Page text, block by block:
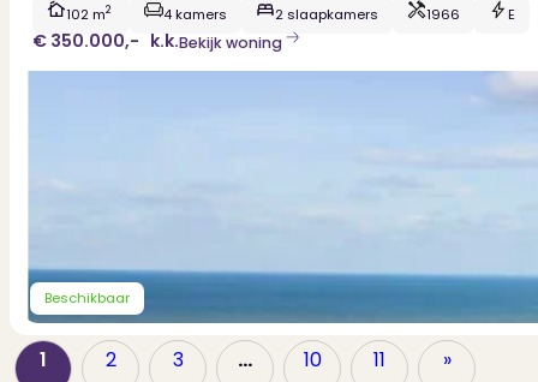
102 m2 4 kamers 2 slaapkamers 1966 E
€ 350.000,- k.k.Bekijk woning
Beschikbaar
1 2 3 … 10 11 »